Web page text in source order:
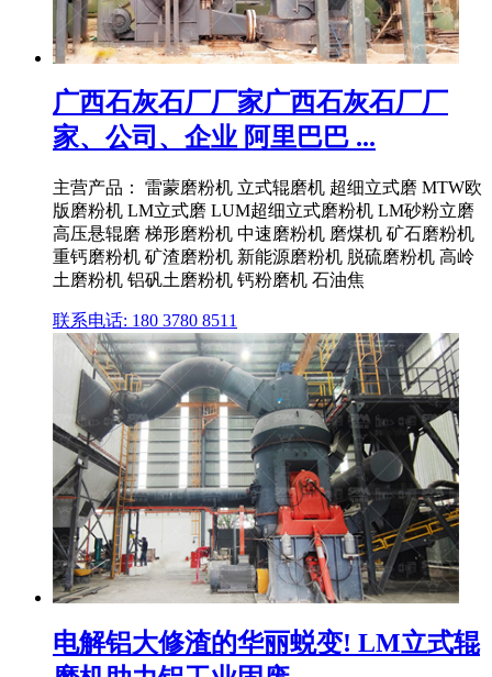
广西石灰石厂厂家广西石灰石厂厂
家、公司、企业 阿里巴巴 ...
主营产品： 雷蒙磨粉机 立式辊磨机 超细立式磨 MTW欧
版磨粉机 LM立式磨 LUM超细立式磨粉机 LM砂粉立磨
高压悬辊磨 梯形磨粉机 中速磨粉机 磨煤机 矿石磨粉机
重钙磨粉机 矿渣磨粉机 新能源磨粉机 脱硫磨粉机 高岭
土磨粉机 铝矾土磨粉机 钙粉磨机 石油焦
联系电话: 180 3780 8511
电解铝大修渣的华丽蜕变! LM立式辊